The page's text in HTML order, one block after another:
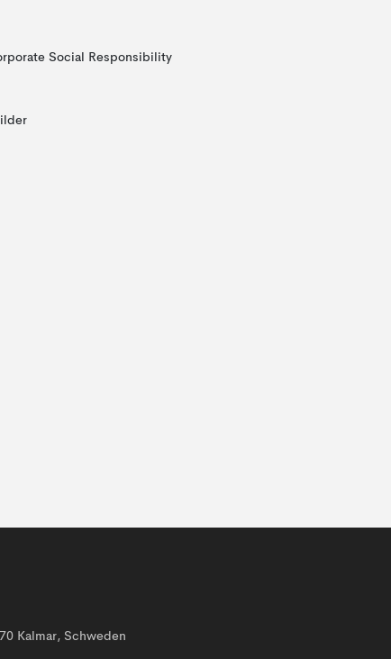
Social Responsibility
Kalmar, Schweden